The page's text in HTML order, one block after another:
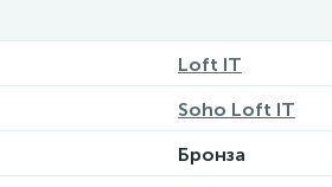
Loft IT
Soho Loft IT
Бронза